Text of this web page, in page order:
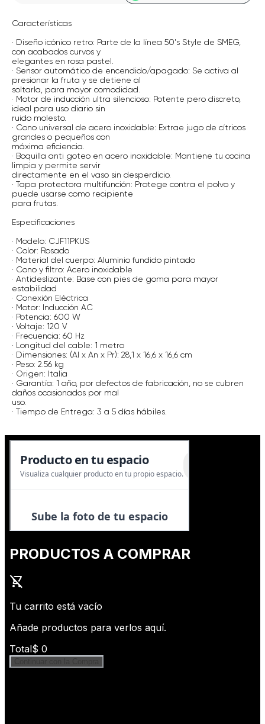
Características
· Diseño icónico retro: Parte de la línea 50's Style de SMEG,
con acabados curvos y
elegantes en rosa pastel.
· Sensor automático de encendido/apagado: Se activa al
presionar la fruta y se detiene al
soltarla, para mayor comodidad.
· Motor de inducción ultra silencioso: Potente pero discreto,
ideal para uso diario sin
ruido molesto.
· Cono universal de acero inoxidable: Extrae jugo de cítricos
grandes o pequeños con
máxima eficiencia.
· Boquilla anti goteo en acero inoxidable: Mantiene tu cocina
limpia y permite servir
directamente en el vaso sin desperdicio.
· Tapa protectora multifunción: Protege contra el polvo y
puede usarse como recipiente
para frutas.
Especificaciones
· Modelo: CJF11PKUS
· Color: Rosado
· Material del cuerpo: Aluminio fundido pintado
· Cono y filtro: Acero inoxidable
· Antideslizante: Base con pies de goma para mayor
estabilidad
· Conexión Eléctrica
· Motor: Inducción AC
· Potencia: 600 W
· Voltaje: 120 V
· Frecuencia: 60 Hz
· Longitud del cable: 1 metro
· Dimensiones: (Al x An x Pr): 28,1 x 16,6 x 16,6 cm
· Peso: 2.56 kg
· Origen: Italia
· Garantía: 1 año, por defectos de fabricación, no se cubren
daños ocasionados por mal
uso.
· Tiempo de Entrega: 3 a 5 días hábiles.